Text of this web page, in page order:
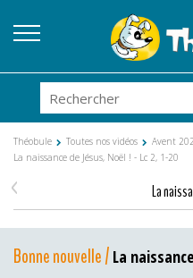
Théobule Toutes nos vidéos Avent
La naissance de Jésus, Noël ! - Lc 2, 1-20
La
<
Bonne nouvelle / La